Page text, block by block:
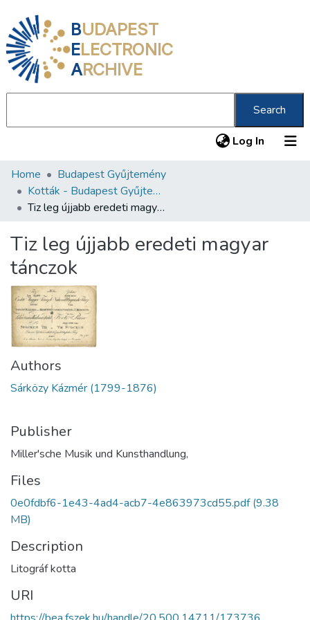
BUDAPEST
ELECTRONIC
ARCHIVE
Search
Log In (current)
Communities & Collections
All of DSpace
About us
Home
Budapest Gyűjtemény
Kották - Budapest Gyűjtemény
Tiz leg újjabb eredeti magyar tánczok
Tiz leg újjabb eredeti magyar
tánczok
Authors
Sárközy Kázmér (1799-1876)
Publisher
Miller'sche Musik und Kunsthandlung,
Files
0e0fdbf6-1e43-4ad4-acb7-4e863973cd55.pdf(9.38
MB)
Description
Litográf kotta
URI